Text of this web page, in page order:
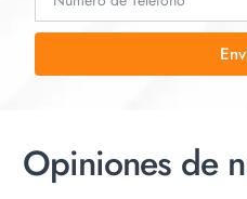
Opiniones de